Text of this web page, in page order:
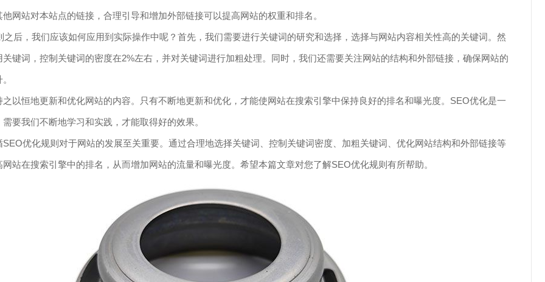
网站对本站点的链接，合理引导和增加外部链接可以提高网站的权重和排名。
之后，我们应该如何应用到实际操作中呢？首先，我们需要进行关键词的研究和选择，选择与网站内容相关性高的关键词。然
关键词，控制关键词的密度在2%左右，并对关键词进行加粗处理。同时，我们还需要关注网站的结构和外部链接，确保网站的
以恒地更新和优化网站的内容。只有不断地更新和优化，才能使网站在搜索引擎中保持良好的排名和曝光度。SEO优化是一
要我们不断地学习和实践，才能取得好的效果。
SEO优化规则对于网站的发展至关重要。通过合理地选择关键词、控制关键词密度、加粗关键词、优化网站结构和外部链接等
站在搜索引擎中的排名，从而增加网站的流量和曝光度。希望本篇文章对您了解SEO优化规则有所帮助。